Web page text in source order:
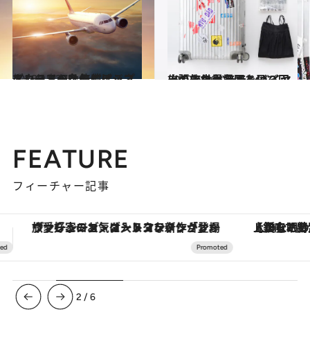
2018.12.27
エコノミーなのにビジネスクラスへ!? 無償アップグレードの条件とは？
旅＆お出かけ 2019.6.26
出張で世界各国を飛び回ってきた ベテランバイヤーの旅の必需品とは？
旅＆お出かけ
FEATURE
フィーチャー記事
【銀座で出合う最旬美容】美髪ケアや上質な眠り…セルフケアのアップデートから、特別な名入れギフトまで。大人のための「ReFa GINZA」クルーズ
3 /6